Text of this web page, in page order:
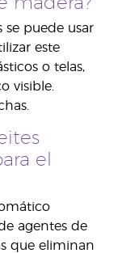
se puede usar
este
o telas,
visible.
el
agentes de
que eliminan